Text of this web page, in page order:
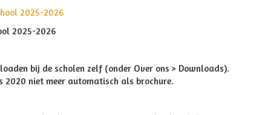
2025-2026
2025-2026
bij de scholen zelf (onder Over ons > Downloads).
2020 niet meer automatisch als brochure.